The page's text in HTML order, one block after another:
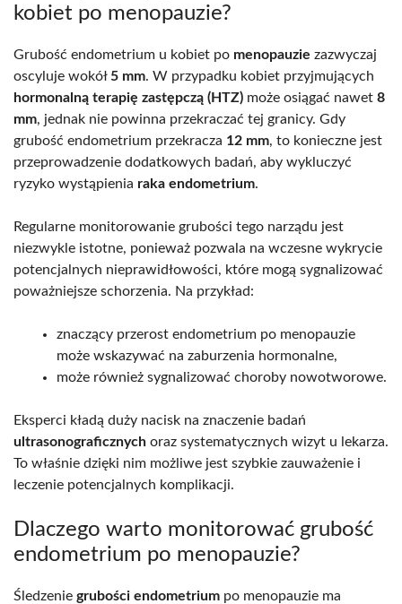
kobiet po menopauzie?
Grubość endometrium u kobiet po menopauzie zazwyczaj
oscyluje wokół 5 mm. W przypadku kobiet przyjmujących
hormonalną terapię zastępczą (HTZ) może osiągać nawet 8
mm, jednak nie powinna przekraczać tej granicy. Gdy
grubość endometrium przekracza 12 mm, to konieczne jest
przeprowadzenie dodatkowych badań, aby wykluczyć
ryzyko wystąpienia raka endometrium.
Regularne monitorowanie grubości tego narządu jest
niezwykle istotne, ponieważ pozwala na wczesne wykrycie
potencjalnych nieprawidłowości, które mogą sygnalizować
poważniejsze schorzenia. Na przykład:
znaczący przerost endometrium po menopauzie
może wskazywać na zaburzenia hormonalne,
może również sygnalizować choroby nowotworowe.
Eksperci kładą duży nacisk na znaczenie badań
ultrasonograficznych oraz systematycznych wizyt u lekarza.
To właśnie dzięki nim możliwe jest szybkie zauważenie i
leczenie potencjalnych komplikacji.
Dlaczego warto monitorować grubość
endometrium po menopauzie?
Śledzenie grubości endometrium po menopauzie ma